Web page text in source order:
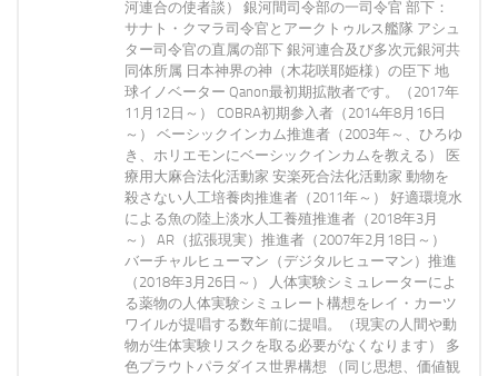
河連合の使者談） 銀河間司令部の一司令官 部下：
サナト・クマラ司令官とアークトゥルス艦隊 アシュ
ター司令官の直属の部下 銀河連合及び多次元銀河共
同体所属 日本神界の神（木花咲耶姫様）の臣下 地
球イノベーター Qanon最初期拡散者です。（2017年
11月12日～） COBRA初期参入者（2014年8月16日
～） ベーシックインカム推進者（2003年～、ひろゆ
き、ホリエモンにベーシックインカムを教える） 医
療用大麻合法化活動家 安楽死合法化活動家 動物を
殺さない人工培養肉推進者（2011年～） 好適環境水
による魚の陸上淡水人工養殖推進者（2018年3月
～） AR（拡張現実）推進者（2007年2月18日～）
バーチャルヒューマン（デジタルヒューマン）推進
（2018年3月26日～） 人体実験シミュレーターによ
る薬物の人体実験シミュレート構想をレイ・カーツ
ワイルが提唱する数年前に提唱。（現実の人間や動
物が生体実験リスクを取る必要がなくなります） 多
色プラウトパラダイス世界構想 （同じ思想、価値観